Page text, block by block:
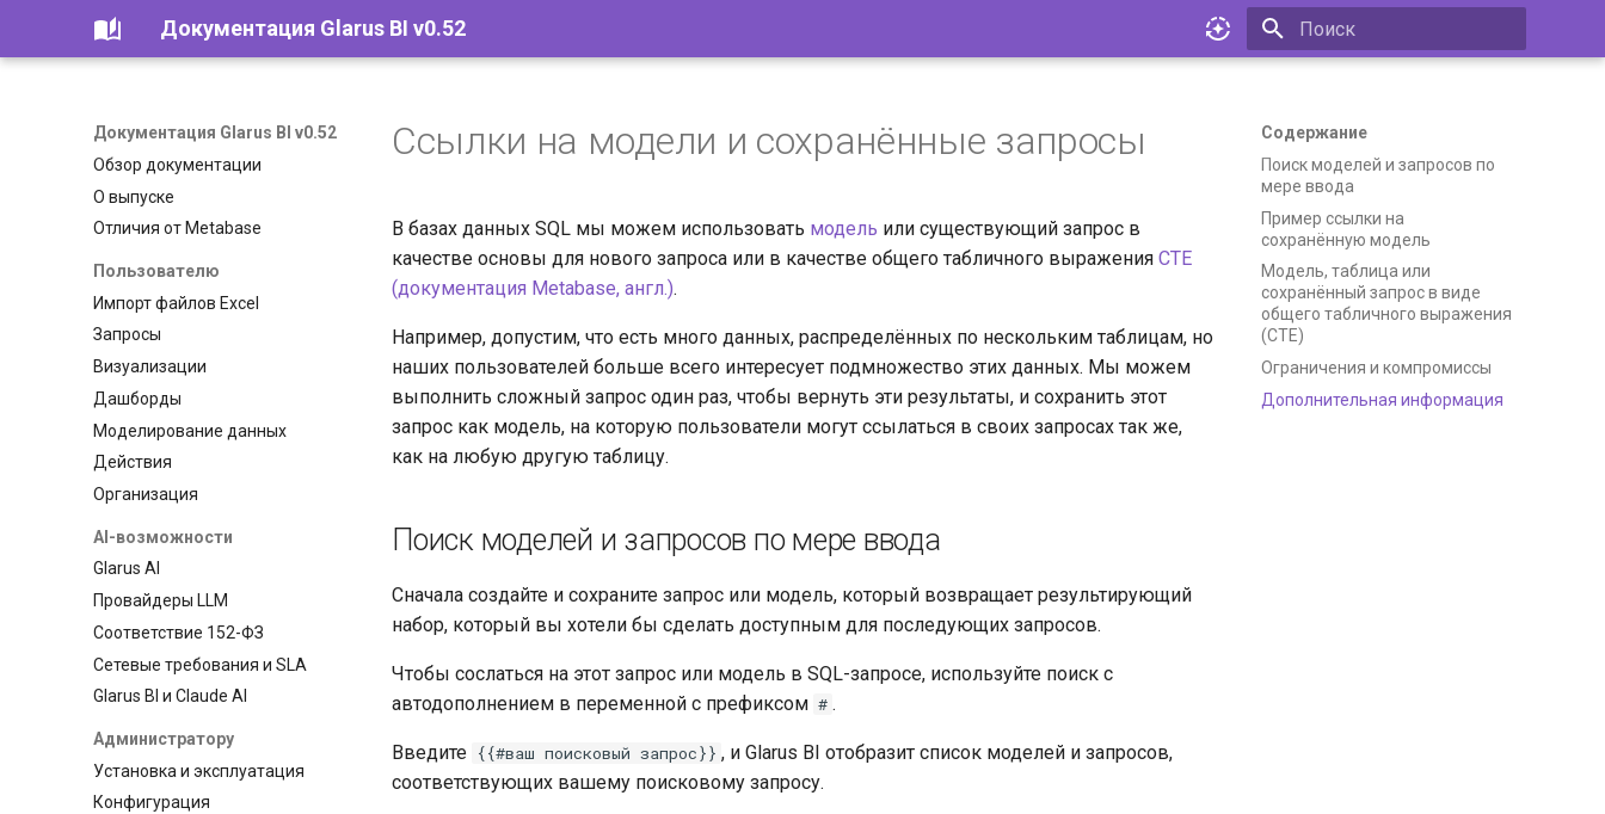
Документация Glarus BI v0.52
Документация Glarus BI v0.52
Обзор документации
О выпуске
Отличия от Metabase
Пользователю
Импорт файлов Excel
Запросы
Визуализации
Дашборды
Моделирование данных
Действия
Организация
AI-возможности
Glarus AI
Провайдеры LLM
Соответствие 152-ФЗ
Сетевые требования и SLA
Glarus BI и Claude AI
Администратору
Установка и эксплуатация
Конфигурация
Содержание
Поиск моделей и запросов по
мере ввода
Пример ссылки на
сохранённую модель
Модель, таблица или
сохранённый запрос в виде
общего табличного выражения
(CTE)
Ограничения и компромиссы
Дополнительная информация
Ссылки на модели и сохранённые запросы
В базах данных SQL мы можем использовать модель или существующий запрос в
качестве основы для нового запроса или в качестве общего табличного выражения CTE
(документация Metabase, англ.).
Например, допустим, что есть много данных, распределённых по нескольким таблицам, но
наших пользователей больше всего интересует подмножество этих данных. Мы можем
выполнить сложный запрос один раз, чтобы вернуть эти результаты, и сохранить этот
запрос как модель, на которую пользователи могут ссылаться в своих запросах так же,
как на любую другую таблицу.
Поиск моделей и запросов по мере ввода
Сначала создайте и сохраните запрос или модель, который возвращает результирующий
набор, который вы хотели бы сделать доступным для последующих запросов.
Чтобы сослаться на этот запрос или модель в SQL-запросе, используйте поиск с
автодополнением в переменной с префиксом # .
Введите {{#ваш поисковый запрос}} , и Glarus BI отобразит список моделей и запросов,
соответствующих вашему поисковому запросу.